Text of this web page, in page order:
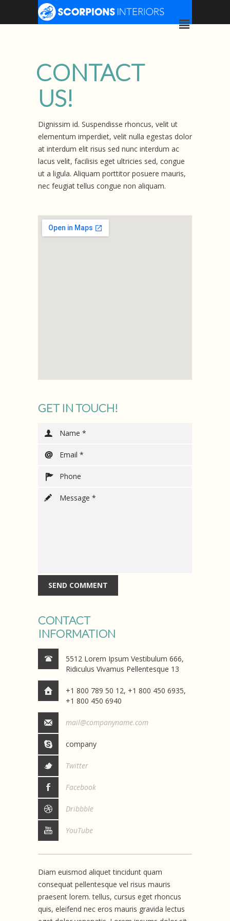
CONTACT
US!
Dignissim id. Suspendisse rhoncus, velit ut
elementum imperdiet, velit nulla egestas dolor
at interdum elit risus sed nunc interdum ac
lacus velit, facilisis eget ultricies sed, congue
ut a ligula. Aliquam porttitor posuere mauris,
nec feugiat tellus congue non aliquam.
GET IN TOUCH!
CONTACT
INFORMATION
5512 Lorem Ipsum Vestibulum 666,
Ridiculus Vivamus Pellentesque 13
+1 800 789 50 12, +1 800 450 6935,
+1 800 450 6940
mail@companyname.com
company
Twitter
Facebook
Dribbble
YouTube
Diam euismod aliquet tincidunt quam
consequat pellentesque vel risus mauris
praesent lorem. tellus, cursus eget rhoncus
quis, eleifend nec eros mauris gravida lectus